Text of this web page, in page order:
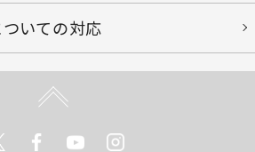
いての対応
TwitterFacebookYoutube